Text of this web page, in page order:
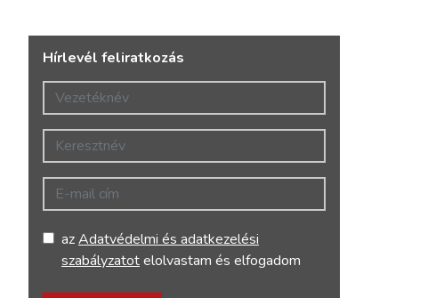
Hírlevél feliratkozás
Vezetéknév
Keresztnév
E-mail cím
azAdatvédelmi és adatkezelési
szabályzatotelolvastam és elfogadom